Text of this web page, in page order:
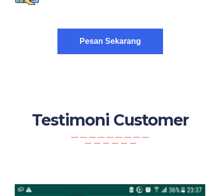
Pesan Sekarang
Testimoni Customer